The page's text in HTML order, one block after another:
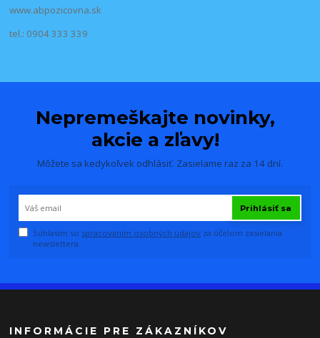
www.abpozicovna.sk
tel.: 0904 333 339
Nepremeškajte novinky,
akcie a zľavy!
Môžete sa kedykoľvek odhlásiť. Zasielame raz za 14 dní.
Prihlásiť sa
Súhlasím so spracovaním osobných údajov za účelom zasielania
newslettera.
INFORMÁCIE PRE ZÁKAZNÍKOV